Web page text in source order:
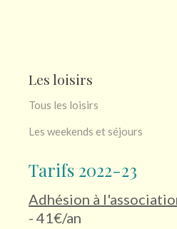
Les loisirs
Tous les loisirs
Les weekends et séjours
Tarifs 2022-23
Adhésion à
- 41€/an